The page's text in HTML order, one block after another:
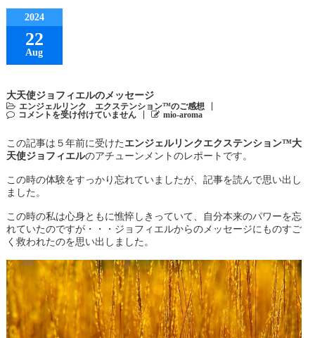
2024
22
Aug
大天使ジョフィエルのメッセージ
エンジェルリンク エクステンション™のご感想
コメントを受け付けていません
mio-aroma
この記事は５年前に受けた エンジェルリンクエクステンション™大
天使ジョフィエルのアチューンメントのレポートです。
この時の体験をすっかり忘れていましたが、記事を読んで思い出し
ました。
この時の私は心身ともに憔悴しきっていて、自分本来のパワーを忘
れていたのですが・・・ジョフィエルからのメッセージにものすご
く救われたのを思い出しました。